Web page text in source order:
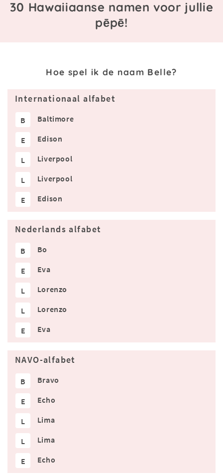
30 Hawaiiaanse namen voor jullie
pēpē!
Hoe spel ik de naam Belle?
Internationaal alfabet
B Baltimore
E Edison
L Liverpool
L Liverpool
E Edison
Nederlands alfabet
B Bo
E Eva
L Lorenzo
L Lorenzo
E Eva
NAVO-alfabet
B Bravo
E Echo
L Lima
L Lima
E Echo